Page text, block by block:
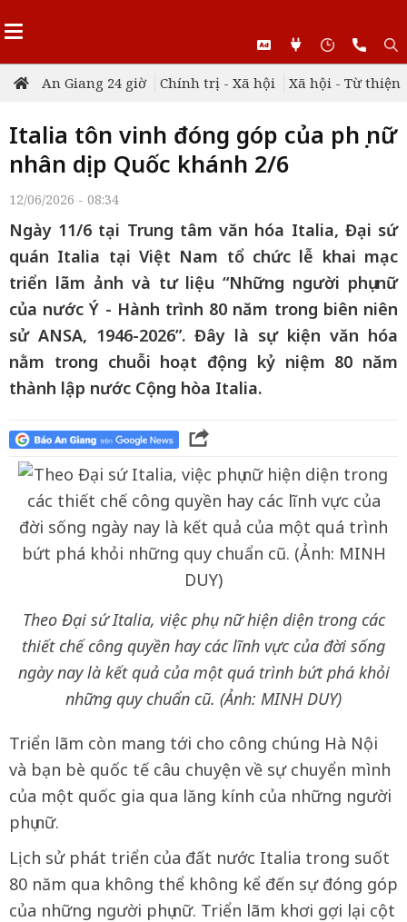
An Giang 24 giờ Chính trị - Xã hội Xã hội - Từ thiện
Italia tôn vinh đóng góp của phụ nữ
nhân dịp Quốc khánh 2/6
12/06/2026 - 08:34
Ngày 11/6 tại Trung tâm văn hóa Italia, Đại sứ
quán Italia tại Việt Nam tổ chức lễ khai mạc
triển lãm ảnh và tư liệu “Những người phụ nữ
của nước Ý - Hành trình 80 năm trong biên niên
sử ANSA, 1946-2026”. Đây là sự kiện văn hóa
nằm trong chuỗi hoạt động kỷ niệm 80 năm
thành lập nước Cộng hòa Italia.
Theo Đại sứ Italia, việc phụ nữ hiện diện trong các
thiết chế công quyền hay các lĩnh vực của đời sống
ngày nay là kết quả của một quá trình bứt phá khỏi
những quy chuẩn cũ. (Ảnh: MINH DUY)
Triển lãm còn mang tới cho công chúng Hà Nội
và bạn bè quốc tế câu chuyện về sự chuyển mình
của một quốc gia qua lăng kính của những người
phụ nữ.
Lịch sử phát triển của đất nước Italia trong suốt
80 năm qua không thể không kể đến sự đóng góp
của những người phụ nữ. Triển lãm khơi gợi lại cột